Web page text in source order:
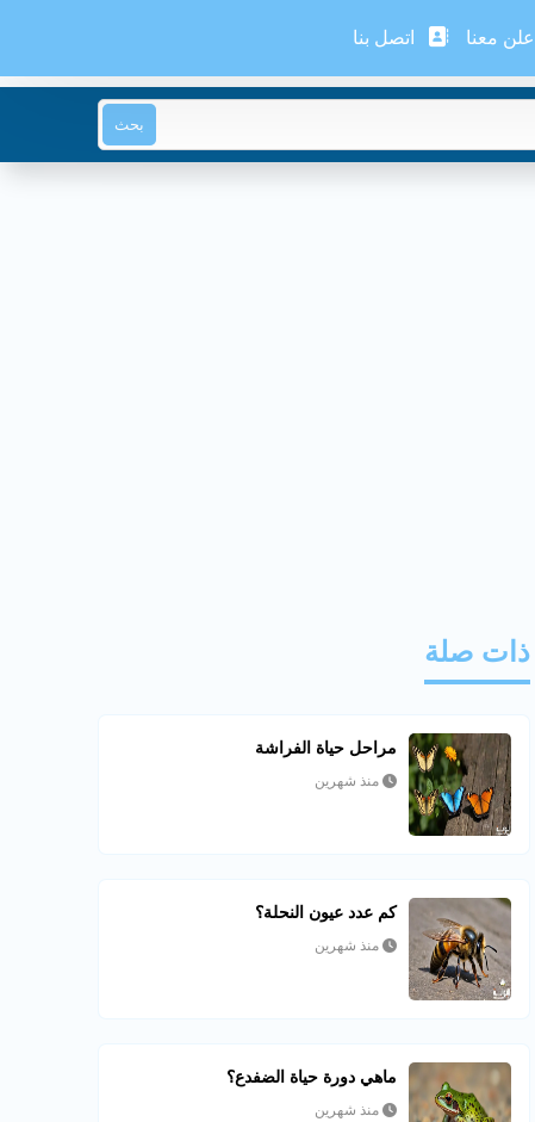
أعلن معنا اتصل بنا
بحث
ذات صلة
مراحل حياة الفراشة
منذ شهرين
كم عدد عيون النحلة؟
منذ شهرين
ماهي دورة حياة الضفدع؟
منذ شهرين